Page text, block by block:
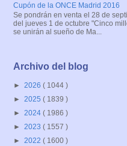
Cupón de la ONCE Madrid 2016
Se pondrán en venta el 28 de
del jueves 1 de octubre "Cinco
se unirán al sueño de Ma...
Archivo del blog
► 2026 ( 1044 )
► 2025 ( 1839 )
► 2024 ( 1986 )
► 2023 ( 1557 )
► 2022 ( 1600 )